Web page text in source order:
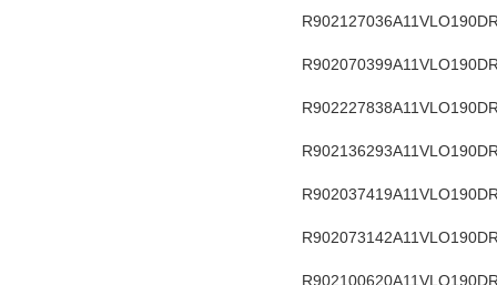
R902127036
R902070399
R902227838
R902136293
R902037419
R902073142
R902100620